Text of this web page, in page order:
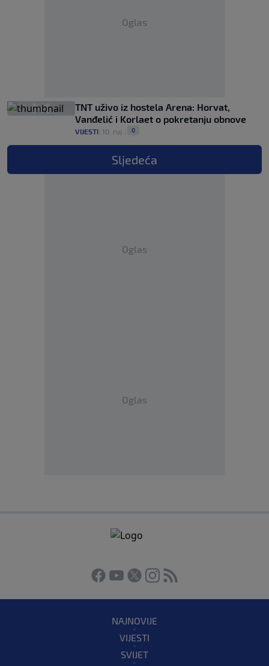
Oglas
TNT uživo iz hostela Arena: Horvat,
Vanđelić i Korlaet o pokretanju obnove
VIJESTI 10. ruj. 0
Sljedeća
Oglas
Oglas
NAJNOVIJE
VIJESTI
SVIJET